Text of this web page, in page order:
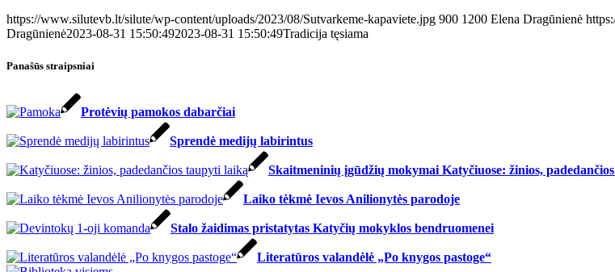
https://www.silutevb.lt/silute/wp-content/uploads/2023/08/Sutvarkeme-kapaviete.jpg 900 1200 Elena Dragūnienė
Dragūnienė2023-08-31 15:50:492023-08-31 15:50:49Tradicija tęsiama
Panašūs straipsniai
Protėvių pamokos dabarčiai
Sprendė medijų labirintus
Skaitmeninių įgūdžių mokymai Katyčiuose: žinios,
Laiko tėkmė Ievos Anilionytės parodoje
Stalo žaidimas pristatytas Katyčių mokyklos bendruomenei
Literatūros valandėlė „Po knygos pastoge“